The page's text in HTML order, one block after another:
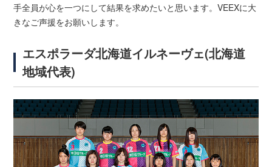
手全員が心を一つにして結果を求めたいと思います。VEEXに大
きなご声援をお願いします。
エスポラーダ北海道イルネーヴェ(北海道
地域代表)